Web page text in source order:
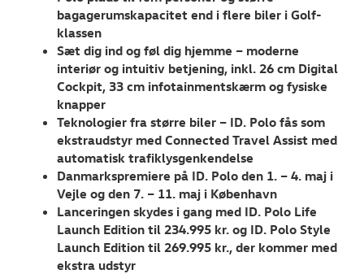
bagagerumskapacitet end i flere biler i Golf-
klassen
Sæt dig ind og føl dig hjemme – moderne
interiør og intuitiv betjening, inkl. 26 cm Digital
Cockpit, 33 cm infotainmentskærm og fysiske
knapper
Teknologier fra større biler – ID. Polo fås som
ekstraudstyr med Connected Travel Assist med
automatisk trafiklysgenkendelse
Danmarkspremiere på ID. Polo den 1. – 4. maj i
Vejle og den 7. – 11. maj i København
Lanceringen skydes i gang med ID. Polo Life
Launch Edition til 234.995 kr. og ID. Polo Style
Launch Edition til 269.995 kr., der kommer med
ekstra udstyr